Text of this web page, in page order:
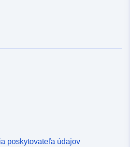
poskytovateľa údajov